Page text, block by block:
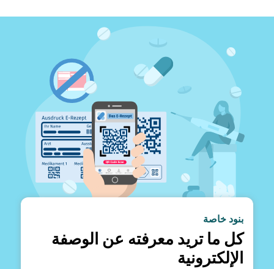
بنود خاصة
كل ما تريد معرفته عن الوصفة
الإلكترونية